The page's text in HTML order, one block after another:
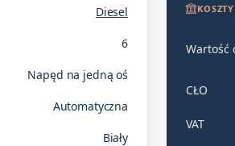
Diesel
6
Napęd na jedną oś
Automatyczna
Biały
Wartość
CŁO
VAT